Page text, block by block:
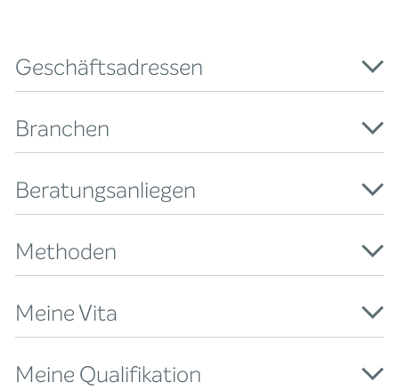
Geschäftsadressen
Branchen
Beratungsanliegen
Methoden
Meine Vita
Meine Qualifikation